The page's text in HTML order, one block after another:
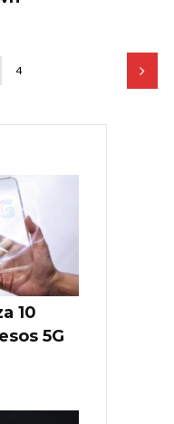
4
10
5G